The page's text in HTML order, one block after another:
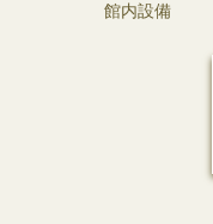
館内設備